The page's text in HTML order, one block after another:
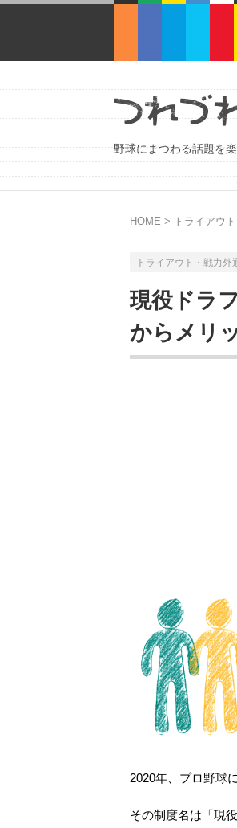
野球にまつわる話題を
HOME > トライアウ
トライアウト・戦力外
現役ドラ
からメリ
2020年、プロ野球
その制度名は「現